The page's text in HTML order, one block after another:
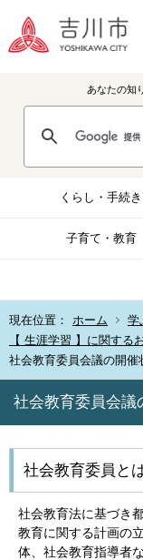
あなたの知
くらし・手続き
子育て・教育
現在位置： ホーム 学
【 生涯学習 】に関する
社会教育委員会議の開催
社会教育委員会議
社会教育委員と
社会教育法に基づき
教育に関する計画の
体、社会教育指導者